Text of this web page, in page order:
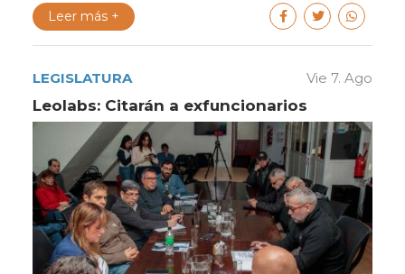
Leer más +
LEGISLATURA Vie 7. Ago
Leolabs: Citarán a exfuncionarios